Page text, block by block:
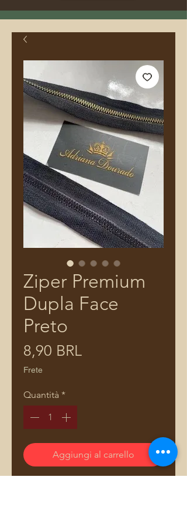
Ziper Premium
Dupla Face
Preto
8,90 BRLPrezzo
Frete
Quantità *
Aggiungi al carrello